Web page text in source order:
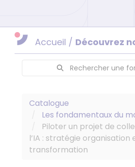
Accueil / Découvrez
Rechercher une
Catalogue
Les fondamentaux du
Piloter un projet de
l’IA : stratégie organisation
transformation